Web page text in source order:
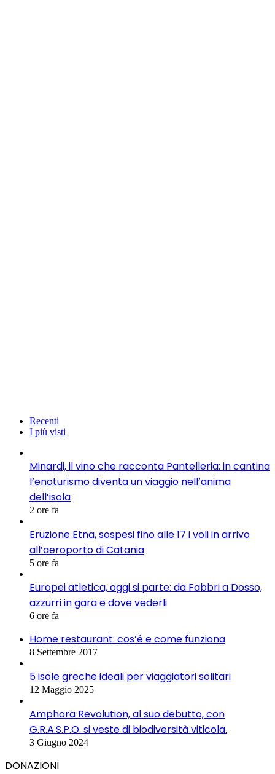
Recenti
I più visti
Minardi, il vino che racconta Pantelleria: in cantina
l’enoturismo diventa un viaggio nell’anima
dell’isola
2 ore fa
Eruzione Etna, sospesi fino alle 17 i voli in arrivo
all’aeroporto di Catania
5 ore fa
Europei atletica, oggi si parte: da Fabbri a Dosso,
azzurri in gara e dove vederli
6 ore fa
Home restaurant: cos’é e come funziona
8 Settembre 2017
5 isole greche ideali per viaggiatori solitari
12 Maggio 2025
Amphora Revolution, al suo debutto, con
G.R.A.S.P.O. si veste di biodiversità viticola.
3 Giugno 2024
DONAZIONI